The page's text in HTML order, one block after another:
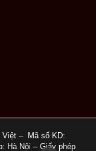
Việt – Mã số KD:
Hà Nội – Giấy phép